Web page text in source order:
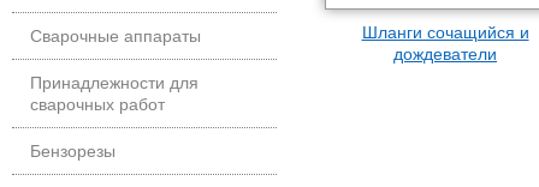
Сварочные аппараты
Принадлежности для
сварочных работ
Бензорезы
Шланги сочащийся и
дождеватели